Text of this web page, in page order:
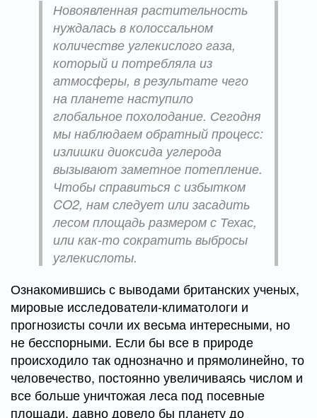
Новоявленная растительность
нуждалась в колоссальном
количестве углекислого газа,
который и потребляла из
атмосферы, в результате чего
на планете наступило
глобальное похолодание. Сегодня
мы наблюдаем обратный процесс:
излишки диоксида углерода
вызывают заметное потепление.
Чтобы справиться с избытком
CO2, нам следует или засадить
лесом площадь размером с Техас,
или как-то сократить выбросы
углекислоты.
Ознакомившись с выводами британских ученых,
мировые исследователи-климатологи и
прогнозисты сочли их весьма интересными, но
не бесспорными. Если бы все в природе
происходило так однозначно и прямолинейно, то
человечество, постоянно увеличиваясь числом и
все больше уничтожая леса под посевные
площади, давно довело бы планету до